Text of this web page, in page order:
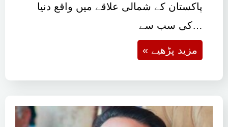
پاکستان کے شمالی علاقے میں واقع دنیا
کی سب سے…
« مزید پڑھیے